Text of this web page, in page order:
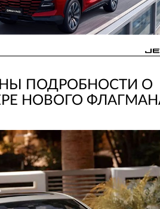
ПОДРОБНОСТИ О
НОВОГО